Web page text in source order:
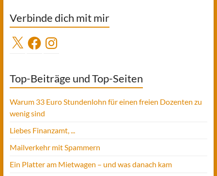
Verbinde dich mit mir
X FacebookInstagram
Top-Beiträge und Top-Seiten
Warum 33 Euro Stundenlohn für einen freien Dozenten zu
wenig sind
Liebes Finanzamt, ...
Mailverkehr mit Spammern
Ein Platter am Mietwagen – und was danach kam